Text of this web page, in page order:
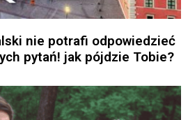
nie potrafi odpowiedzieć
pytań! jak pójdzie Tobie?